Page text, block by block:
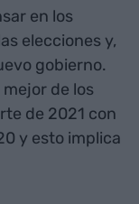
en los
elecciones y,
gobierno.
de los
de 2021 con
y esto implica